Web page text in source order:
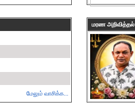
மேலும் வாசிக்க...
மரண அறிவித்தல்